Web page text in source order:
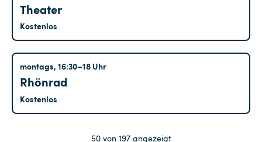
Theater
Kostenlos
montags, 16:30–18 Uhr
Rhönrad
Kostenlos
50 von 197 angezeigt